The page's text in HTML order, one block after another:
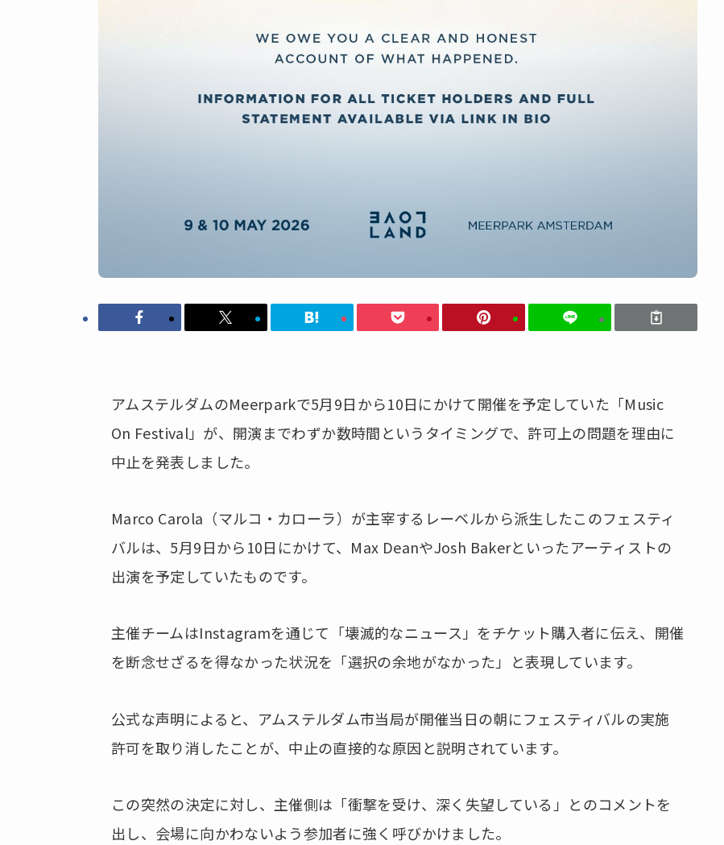
アムステルダムのMeerparkで5月9日から10日にかけて開催を予定していた「Music
On Festival」が、開演までわずか数時間というタイミングで、許可上の問題を理由に
中止を発表しました。
Marco Carola（マルコ・カローラ）が主宰するレーベルから派生したこのフェスティ
バルは、5月9日から10日にかけて、Max DeanやJosh Bakerといったアーティストの
出演を予定していたものです。
主催チームはInstagramを通じて「壊滅的なニュース」をチケット購入者に伝え、開催
を断念せざるを得なかった状況を「選択の余地がなかった」と表現しています。
公式な声明によると、アムステルダム市当局が開催当日の朝にフェスティバルの実施
許可を取り消したことが、中止の直接的な原因と説明されています。
この突然の決定に対し、主催側は「衝撃を受け、深く失望している」とのコメントを
出し、会場に向かわないよう参加者に強く呼びかけました。